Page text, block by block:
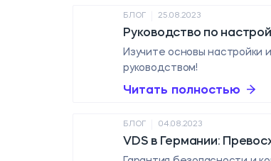
БЛОГ 04.08.2023
VDS в Германии:
БЛОГ 25.08.2023
Руководство по
Изучите основы настройки
руководством!
Читать полностью